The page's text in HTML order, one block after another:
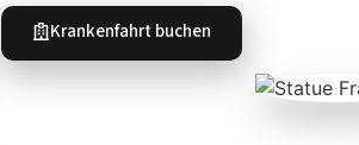
Krankenfahrt buchen